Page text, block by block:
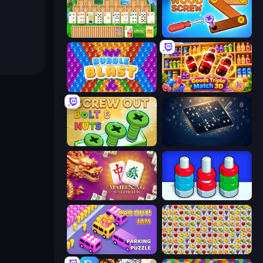
Magic Towers Solitaire Wood Screw: Bolts Puzzle
Bubble Blast Goods Triple Match 3D
Screw Out: Bolts and Nuts
Mahjong Unlimited
Car OUT! Jam Parking Puzzle Same Game Fruit Collapse